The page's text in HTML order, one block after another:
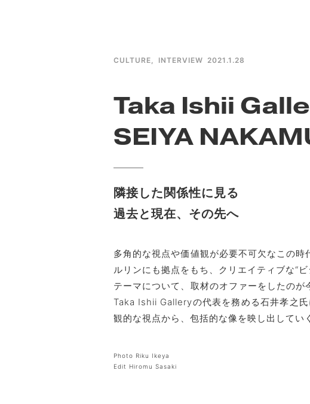
CULTURE INTERVIEW 2021.1.28
Taka Ishii
SEIYA
隣接した関係性に見る
過去と現在、その先へ
多角的な視点や価値観が必要不可欠なこの
ルリンにも拠点をもち、クリエイティブな“
テーマについて、取材のオファーをしたの
Taka Ishii Galleryの代表を務める石井孝之
観的な視点から、包括的な像を映し出してい
Photo Riku Ikeya
Edit Hiromu Sasaki